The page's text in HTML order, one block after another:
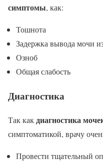
симптомы, как:
Тошнота
Задержка вывода мочи
Озноб
Общая слабость
Диагностика
Так какдиагностика
симптоматикой, врачу
Провести тщательный